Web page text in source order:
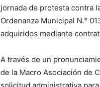
jornada de protesta contra
Ordenanza Municipal N.°
adquiridos mediante
A través de un
de la Macro Asociación de
solicitud administrativa